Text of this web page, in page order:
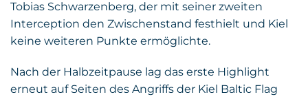
Tobias Schwarzenberg, der mit seiner zweiten
Interception den Zwischenstand festhielt und Kiel
keine weiteren Punkte ermöglichte.
Nach der Halbzeitpause lag das erste Highlight
erneut auf Seiten des Angriffs der Kiel Baltic Flag